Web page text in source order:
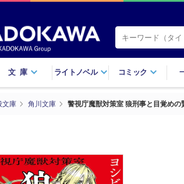
文庫 ライトノベル コミック
文庫 角川文庫 警視庁魔獣対策室 狼刑事と目覚めの